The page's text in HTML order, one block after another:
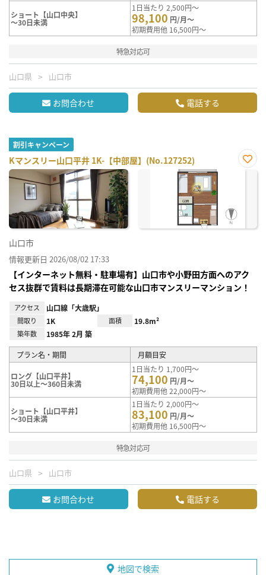
ショート【山口中央】
～30日未満
1日当たり 2,500円～
98,100 円/月～
初期費用他 16,500円～
特急対応可
山口県 山口市
お問合わせ 電話する
割引キャンペーン
Kマンスリー山口平井 1K-【中部屋】(No.127252)
お気
山口市
情報更新日 2026/08/02 17:33
【インターネット無料・駐車場有】山口市や小野田方面へのアク
セス抜群で賃料は長期滞在可能な山口市マンスリーマンション！
アクセス 山口線「大歳駅」
間取り 1K 面積 19.8m²
築年数 1985年 2月 築
プラン名・期間 月額目安
ロング【山口平井】
30日以上～360日未満
1日当たり 1,700円～
74,100 円/月～
初期費用他 22,000円～
ショート【山口平井】
～30日未満
1日当たり 2,000円～
83,100 円/月～
初期費用他 16,500円～
特急対応可
山口県 山口市
お問合わせ 電話する
地図で検索